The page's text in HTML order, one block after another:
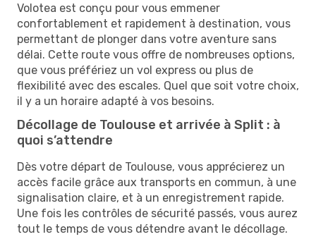
Volotea est conçu pour vous emmener
confortablement et rapidement à destination, vous
permettant de plonger dans votre aventure sans
délai. Cette route vous offre de nombreuses options,
que vous préfériez un vol express ou plus de
flexibilité avec des escales. Quel que soit votre choix,
il y a un horaire adapté à vos besoins.
Décollage de Toulouse et arrivée à Split : à
quoi s’attendre
Dès votre départ de Toulouse, vous apprécierez un
accès facile grâce aux transports en commun, à une
signalisation claire, et à un enregistrement rapide.
Une fois les contrôles de sécurité passés, vous aurez
tout le temps de vous détendre avant le décollage.